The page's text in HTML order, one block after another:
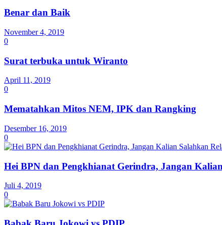
Benar dan Baik
November 4, 2019
0
Surat terbuka untuk Wiranto
April 11, 2019
0
Mematahkan Mitos NEM, IPK dan Rangking
Desember 16, 2019
0
Hei BPN dan Pengkhianat Gerindra, Jangan
Juli 4, 2019
0